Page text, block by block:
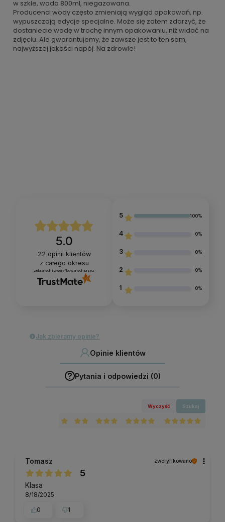
w szkle, woda 800ml, niegazowana.
Producenci wody często zmieniają wygląd opakowań, np.
wypuszczają edycje specjalne. Może się zatem zdarzyć, że
dostaniecie wodę w trochę innym opakowaniu, niż widać na
zdjęciu. Ale gwarantujemy, że zawsze jest to ten sam,
najwyższej jakości napój. Na zdrowie!
5.0
22 opinii klientów
z całego okresu
zebranych i zweryfikowanych przez
5 100%
4 0%
3 0%
2 0%
1 0%
Jak zbieramy opinie?
Opinie klientów
Pytania i odpowiedzi (0)
Wyczyść Szukaj
Tomasz zweryfikowano
5
Klasa
8/18/2025
0
1